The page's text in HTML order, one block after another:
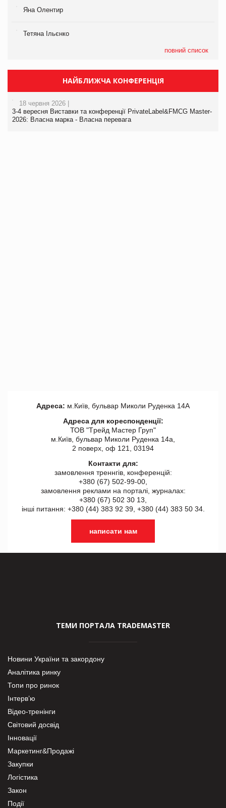
Яна Олентир
Тетяна Ільєнко
повний список
НАЙБЛИЖЧА КОНФЕРЕНЦІЯ
18 червня 2026 |
3-4 вересня Виставки та конференції PrivateLabel&FMCG Master-
2026: Власна марка - Власна перевага
Адреса: м.Київ, бульвар Миколи Руденка 14А
Адреса для кореспонденції:
ТОВ "Tрейд Мастер Груп"
м.Київ, бульвар Миколи Руденка 14а,
2 поверх, оф 121, 03194
Контакти для:
замовлення треннгів, конференцій:
+380 (67) 502-99-00,
замовлення реклами на порталі, журналах:
+380 (67) 502 30 13,
інші питання: +380 (44) 383 92 39, +380 (44) 383 50 34.
написати нам
ТЕМИ ПОРТАЛА TRADEMASTER
Новини України та закордону
Аналітика ринку
Топи про ринок
Інтерв’ю
Відео-тренінги
Світовий досвід
Інновації
Маркетинг&Продажі
Закупки
Логістика
Закон
Події